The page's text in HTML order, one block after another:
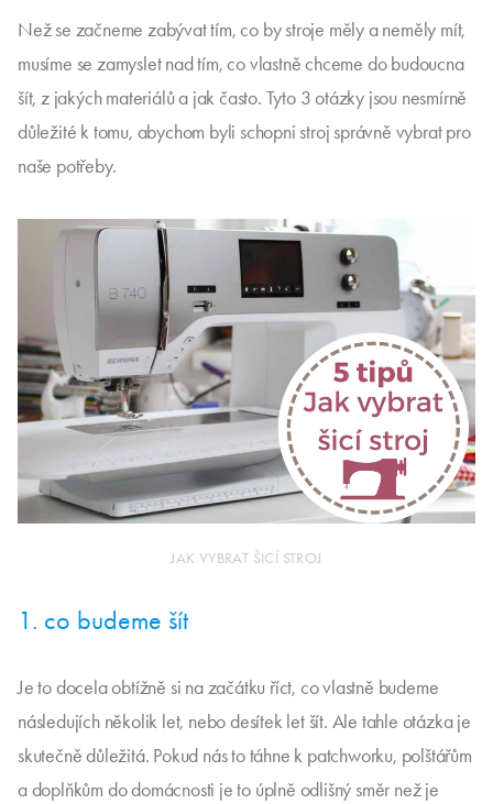
Než se začneme zabývat tím, co by stroje měly a neměly mít,
musíme se zamyslet nad tím, co vlastně chceme do budoucna
šít, z jakých materiálů a jak často. Tyto 3 otázky jsou nesmírně
důležité k tomu, abychom byli schopni stroj správně vybrat pro
naše potřeby.
JAK VYBRAT ŠICÍ STROJ
1. co budeme šít
Je to docela obtížně si na začátku říct, co vlastně budeme
následujích několik let, nebo desítek let šít. Ale tahle otázka je
skutečně důležitá. Pokud nás to táhne k patchworku, polštářům
a doplňkům do domácnosti je to úplně odlišný směr než je